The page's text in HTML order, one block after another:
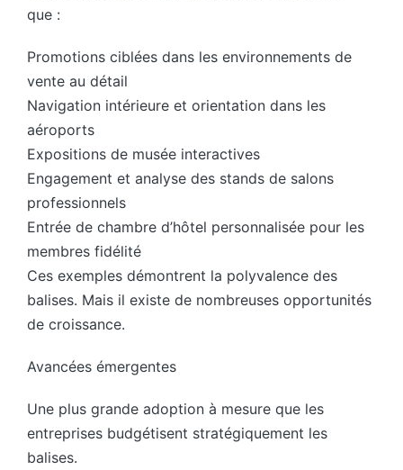
que :
Promotions ciblées dans les environnements de
vente au détail
Navigation intérieure et orientation dans les
aéroports
Expositions de musée interactives
Engagement et analyse des stands de salons
professionnels
Entrée de chambre d’hôtel personnalisée pour les
membres fidélité
Ces exemples démontrent la polyvalence des
balises. Mais il existe de nombreuses opportunités
de croissance.
Avancées émergentes
Une plus grande adoption à mesure que les
entreprises budgétisent stratégiquement les
balises.